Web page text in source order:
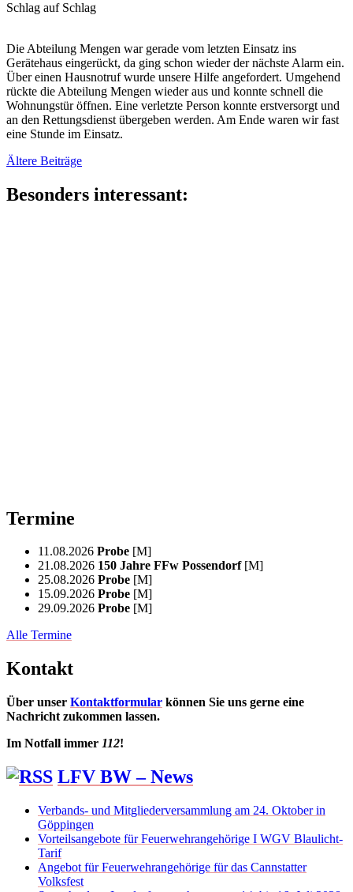
Schlag auf Schlag
Die Abteilung Mengen war gerade vom letzten Einsatz ins
Gerätehaus eingerückt, da ging schon wieder der nächste Alarm ein.
Über einen Hausnotruf wurde unsere Hilfe angefordert. Umgehend
rückte die Abteilung Mengen wieder aus und konnte schnell die
Wohnungstür öffnen. Eine verletzte Person konnte erstversorgt und
an den Rettungsdienst übergeben werden. Am Ende waren wir fast
eine Stunde im Einsatz.
Beitragsnavigation
Ältere Beiträge
Besonders interessant:
Termine
11.08.2026 Probe [M]
21.08.2026 150 Jahre FFw Possendorf [M]
25.08.2026 Probe [M]
15.09.2026 Probe [M]
29.09.2026 Probe [M]
Alle Termine
Kontakt
Über unser Kontaktformular können Sie uns gerne eine
Nachricht zukommen lassen.
Im Notfall immer 112!
LFV BW – News
Verbands- und Mitgliederversammlung am 24. Oktober in
Göppingen
Vorteilsangebote für Feuerwehrangehörige I WGV Blaulicht-
Tarif
Angebot für Feuerwehrangehörige für das Cannstatter
Volksfest